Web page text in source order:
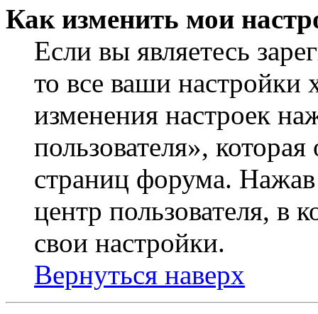
Как изменить мои
Если вы являетесь
то все ваши настройки
изменения настроек
пользователя»,
страниц форума.
центр пользователя, в
свои настройки.
Вернуться наверх